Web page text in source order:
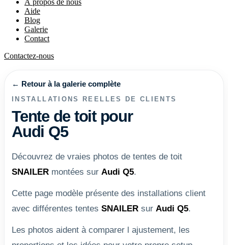
Aide
Blog
Galerie
Contact
Contactez-nous
← Retour à la galerie complète
INSTALLATIONS REELLES DE CLIENTS
Tente de toit pour
Audi Q5
Découvrez de vraies photos de tentes de toit
SNAILER montées sur Audi Q5.
Cette page modèle présente des installations client
avec différentes tentes SNAILER sur Audi Q5.
Les photos aident à comparer l ajustement, les